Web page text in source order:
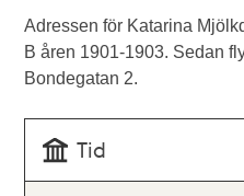
Adressen för Katarina
B åren 1901-1903. Sedan
Bondegatan 2.
Tid